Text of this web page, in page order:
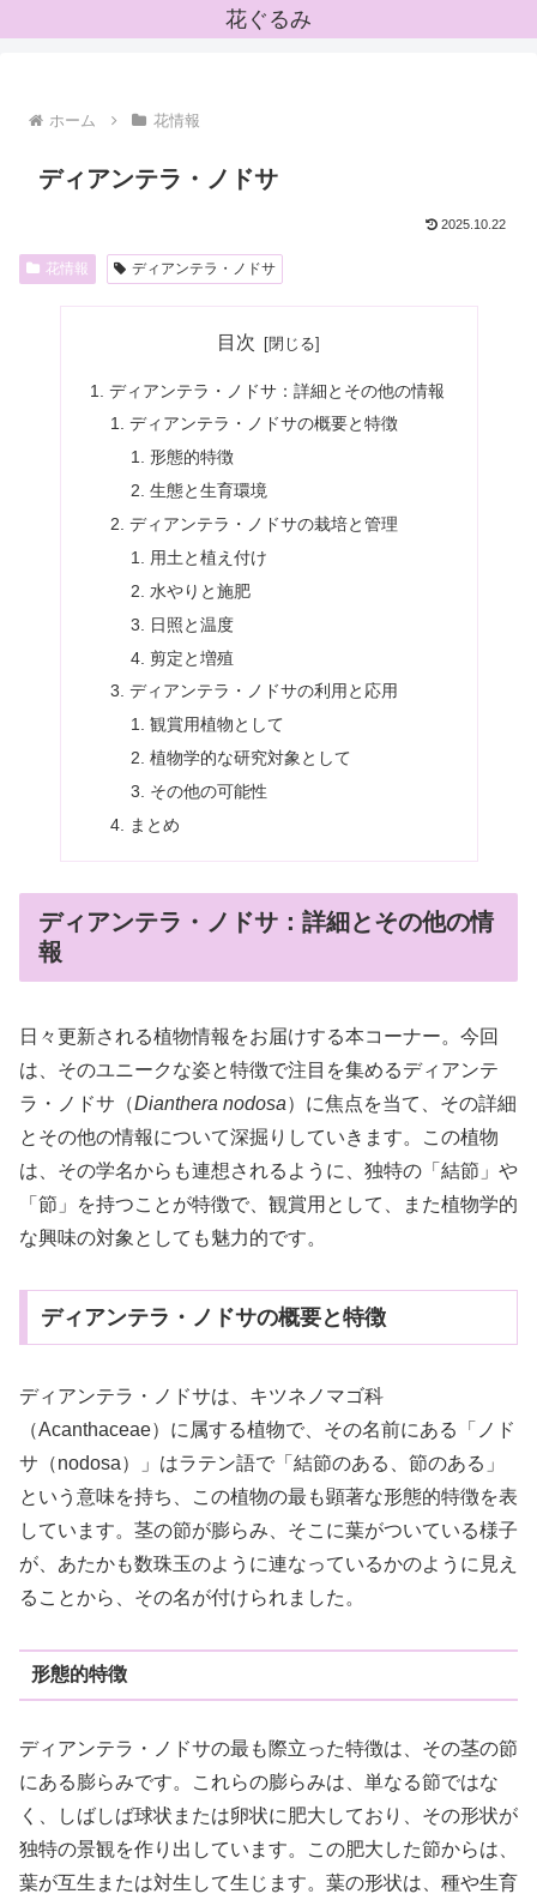
花ぐるみ
ホーム 花情報
ディアンテラ・ノドサ
2025.10.22
花情報 ディアンテラ・ノドサ
目次
ディアンテラ・ノドサ：詳細とその他の情報
ディアンテラ・ノドサの概要と特徴
形態的特徴
生態と生育環境
ディアンテラ・ノドサの栽培と管理
用土と植え付け
水やりと施肥
日照と温度
剪定と増殖
ディアンテラ・ノドサの利用と応用
観賞用植物として
植物学的な研究対象として
その他の可能性
まとめ
ディアンテラ・ノドサ：詳細とその他の情
報
日々更新される植物情報をお届けする本コーナー。今回
は、そのユニークな姿と特徴で注目を集めるディアンテ
ラ・ノドサ（Dianthera nodosa）に焦点を当て、その詳細
とその他の情報について深掘りしていきます。この植物
は、その学名からも連想されるように、独特の「結節」や
「節」を持つことが特徴で、観賞用として、また植物学的
な興味の対象としても魅力的です。
ディアンテラ・ノドサの概要と特徴
ディアンテラ・ノドサは、キツネノマゴ科
（Acanthaceae）に属する植物で、その名前にある「ノド
サ（nodosa）」はラテン語で「結節のある、節のある」
という意味を持ち、この植物の最も顕著な形態的特徴を表
しています。茎の節が膨らみ、そこに葉がついている様子
が、あたかも数珠玉のように連なっているかのように見え
ることから、その名が付けられました。
形態的特徴
ディアンテラ・ノドサの最も際立った特徴は、その茎の節
にある膨らみです。これらの膨らみは、単なる節ではな
く、しばしば球状または卵状に肥大しており、その形状が
独特の景観を作り出しています。この肥大した節からは、
葉が互生または対生して生じます。葉の形状は、種や生育